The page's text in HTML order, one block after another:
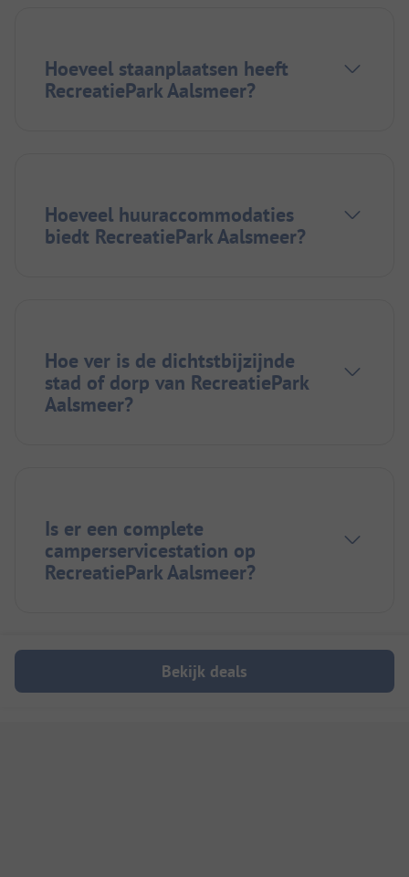
Hoeveel staanplaatsen heeft
RecreatiePark Aalsmeer?
Hoeveel huuraccommodaties
biedt RecreatiePark Aalsmeer?
Hoe ver is de dichtstbijzijnde
stad of dorp van RecreatiePark
Aalsmeer?
Is er een complete
camperservicestation op
RecreatiePark Aalsmeer?
Bekijk deals